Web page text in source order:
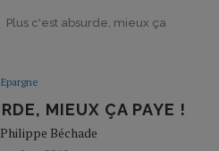
Plus c'est absurde, mieux ça
Epargne
MIEUX ÇA PAYE !
Philippe Béchade